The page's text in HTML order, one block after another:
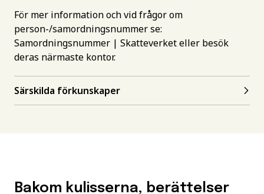
För mer information och vid frågor om
person-/samordningsnummer se:
Samordningsnummer | Skatteverketeller besök
deras närmaste kontor.
Särskilda förkunskaper
Bakom kulisserna, berättelser